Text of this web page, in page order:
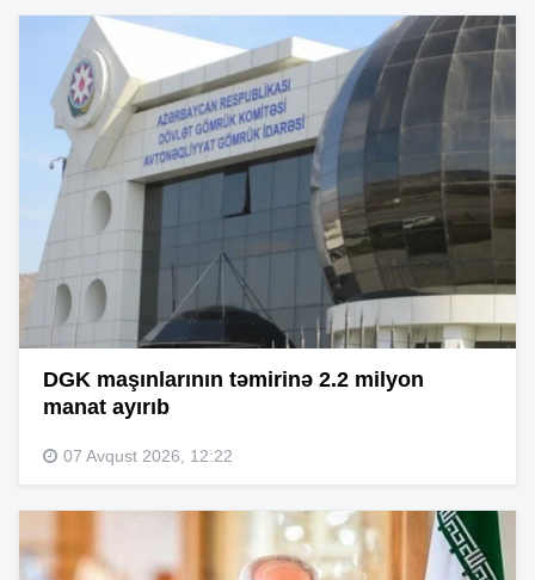
DGK maşınlarının təmirinə 2.2 milyon
manat ayırıb
07 Avqust 2026, 12:22